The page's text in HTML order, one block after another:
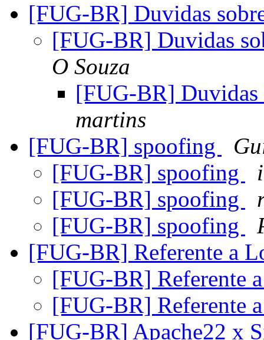
[FUG-BR] Duvidas
[FUG-BR] Duvidas
O Souza
[FUG-BR] Duvidas
martins
[FUG-BR] spoofing
[FUG-BR] spoofing
[FUG-BR] spoofing
[FUG-BR] spoofing
[FUG-BR] Referente a
[FUG-BR] Referente
[FUG-BR] Referente
[FUG-BR] Apache22 x